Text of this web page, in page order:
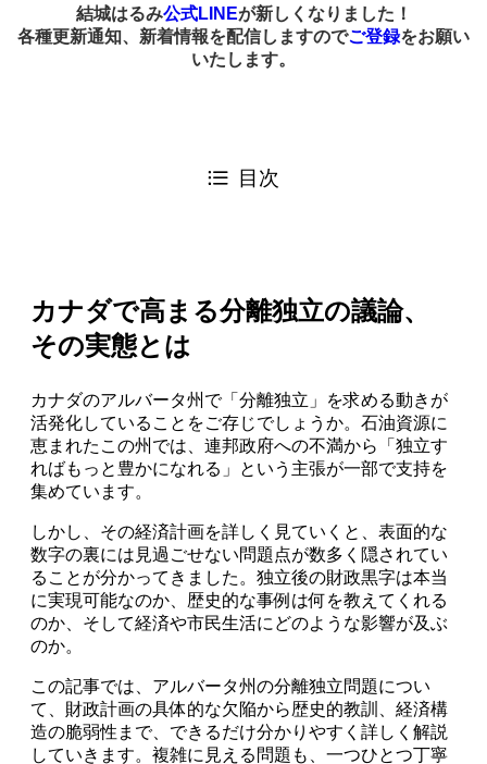
結城はるみ公式LINEが新しくなりました！
各種更新通知、新着情報を配信しますのでご登録をお願い
いたします。
目次
カナダで高まる分離独立の議論、
その実態とは
カナダのアルバータ州で「分離独立」を求める動きが
活発化していることをご存じでしょうか。石油資源に
恵まれたこの州では、連邦政府への不満から「独立す
ればもっと豊かになれる」という主張が一部で支持を
集めています。
しかし、その経済計画を詳しく見ていくと、表面的な
数字の裏には見過ごせない問題点が数多く隠されてい
ることが分かってきました。独立後の財政黒字は本当
に実現可能なのか、歴史的な事例は何を教えてくれる
のか、そして経済や市民生活にどのような影響が及ぶ
のか。
この記事では、アルバータ州の分離独立問題につい
て、財政計画の具体的な欠陥から歴史的教訓、経済構
造の脆弱性まで、できるだけ分かりやすく詳しく解説
していきます。複雑に見える問題も、一つひとつ丁寧